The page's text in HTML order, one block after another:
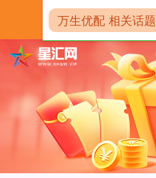
万生优配 相关话题